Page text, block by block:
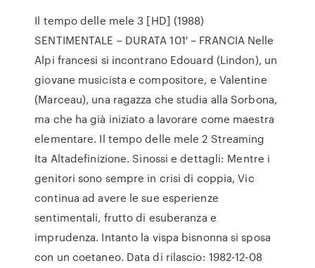
Il tempo delle mele 3 [HD] (1988)
SENTIMENTALE – DURATA 101′ – FRANCIA Nelle
Alpi francesi si incontrano Edouard (Lindon), un
giovane musicista e compositore, e Valentine
(Marceau), una ragazza che studia alla Sorbona,
ma che ha già iniziato a lavorare come maestra
elementare. Il tempo delle mele 2 Streaming
Ita Altadefinizione. Sinossi e dettagli: Mentre i
genitori sono sempre in crisi di coppia, Vic
continua ad avere le sue esperienze
sentimentali, frutto di esuberanza e
imprudenza. Intanto la vispa bisnonna si sposa
con un coetaneo. Data di rilascio: 1982-12-08